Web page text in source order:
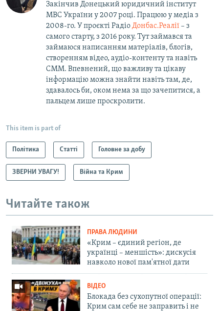
Закінчив Донецький юридичний інститут
МВС України у 2007 році. Працюю у медіа з
2008-го. У проєкті РадіоДонбас.Реалії– з
самого старту, з 2016 року. Тут займався та
займаюся написанням матеріалів, блогів,
створенням відео, аудіо-контенту та навіть
СММ. Впевнений, що важливу та цікаву
інформацію можна знайти навіть там, де,
здавалось би, оком нема за що зачепитися, а
пальцем лише проскролити.
This item is part of
Політика Статті Головне за добу
ЗВЕРНИ УВАГУ! Війна та Крим
Читайте також
ПРАВА ЛЮДИНИ
«Крим – єдиний регіон, де
українці – меншість»: дискусія
навколо нової пам'ятної дати
ВІДЕО
Блокада без сухопутної операції:
Крим сам себе не заправить і не